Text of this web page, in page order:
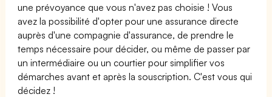
une prévoyance que vous n'avez pas choisie ! Vous
avez la possibilité d'opter pour une assurance directe
auprès d'une compagnie d'assurance, de prendre le
temps nécessaire pour décider, ou même de passer par
un intermédiaire ou un courtier pour simplifier vos
démarches avant et après la souscription. C'est vous qui
décidez !